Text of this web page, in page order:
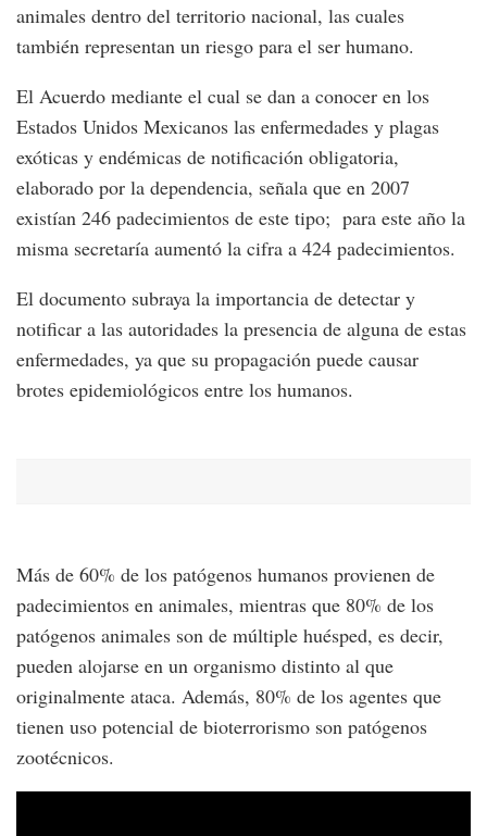
animales dentro del territorio nacional, las cuales
también representan un riesgo para el ser humano.
El Acuerdo mediante el cual se dan a conocer en los
Estados Unidos Mexicanos las enfermedades y plagas
exóticas y endémicas de notificación obligatoria,
elaborado por la dependencia, señala que en 2007
existían 246 padecimientos de este tipo; para este año la
misma secretaría aumentó la cifra a 424 padecimientos.
El documento subraya la importancia de detectar y
notificar a las autoridades la presencia de alguna de estas
enfermedades, ya que su propagación puede causar
brotes epidemiológicos entre los humanos.
Más de 60% de los patógenos humanos provienen de
padecimientos en animales, mientras que 80% de los
patógenos animales son de múltiple huésped, es decir,
pueden alojarse en un organismo distinto al que
originalmente ataca. Además, 80% de los agentes que
tienen uso potencial de bioterrorismo son patógenos
zootécnicos.